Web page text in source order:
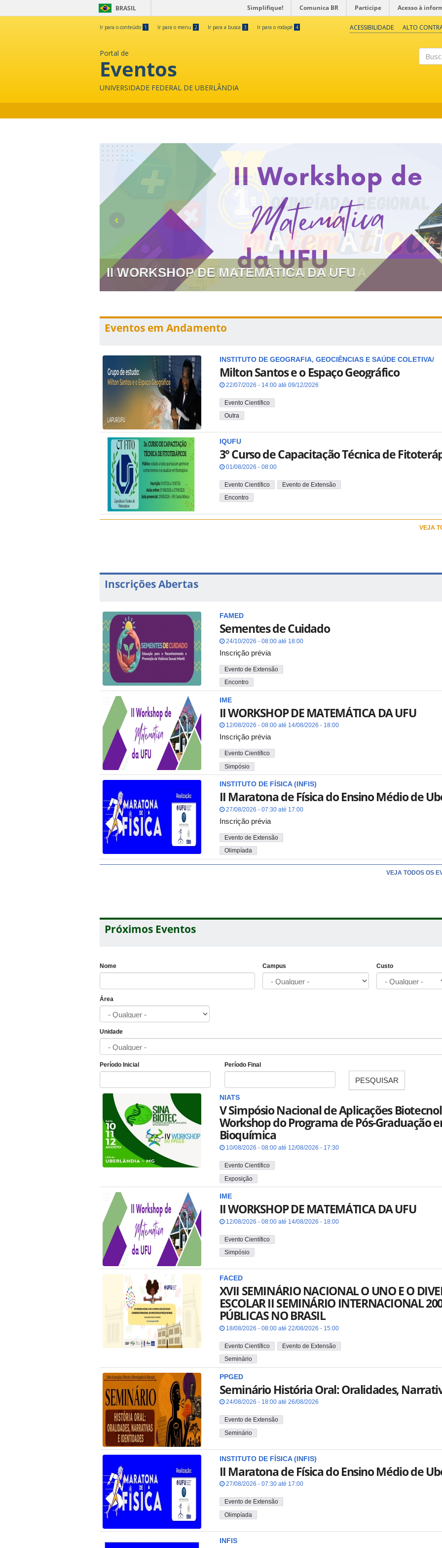
BRASIL Simplifique! Comunica BR Participe Acesso à
Ir para o conteúdo 1 Ir para o menu 2 Ir para a busca 3 Ir para o rodapé 4 ACESSIBILIDADE ALTO
Portal de
Eventos
UNIVERSIDADE FEDERAL DE UBERLÂNDIA
II WORKSHOP DE MATEMÁTICA DA UFU
Eventos em Andamento
INSTITUTO DE GEOGRAFIA, GEOCIÊNCIAS E SAÚDE COLETIVA/
Milton Santos e o Espaço Geográfico
22/07/2026 - 14:00 até 09/12/2026
Evento Científico
Outra
IQUFU
3° Curso de Capacitação Técnica de
01/08/2026 - 08:00
Evento Científico
Evento de Extensão
Encontro
VEJA
Inscrições Abertas
FAMED
Sementes de Cuidado
24/10/2026 - 08:00 até 18:00
Inscrição prévia
Evento de Extensão
Encontro
IME
II WORKSHOP DE MATEMÁTICA DA UFU
12/08/2026 - 08:00 até 14/08/2026 - 18:00
Inscrição prévia
Evento Científico
Simpósio
INSTITUTO DE FÍSICA (INFIS)
II Maratona de Física do Ensino Médio de
27/08/2026 - 07:30 até 17:00
Inscrição prévia
Evento de Extensão
Olimpíada
VEJA TODOS OS
Próximos Eventos
Nome Campus Custo
Área
Unidade
Período Inicial
Data
Período Final
PESQUISAR
NIATS
V Simpósio Nacional de Aplicações
Workshop do Programa de Pós-Graduação
Bioquímica
10/08/2026 - 08:00 até 12/08/2026 - 17:30
Evento Científico
Exposição
IME
II WORKSHOP DE MATEMÁTICA DA UFU
12/08/2026 - 08:00 até 14/08/2026 - 18:00
Evento Científico
Simpósio
FACED
XVII SEMINÁRIO NACIONAL O UNO E O
ESCOLAR II SEMINÁRIO INTERNACIONAL
PÚBLICAS NO BRASIL
18/08/2026 - 08:00 até 22/08/2026 - 15:00
Evento Científico
Evento de Extensão
Seminário
PPGED
Seminário História Oral: Oralidades,
24/08/2026 - 18:00 até 26/08/2026
Evento de Extensão
Seminário
INSTITUTO DE FÍSICA (INFIS)
II Maratona de Física do Ensino Médio de
27/08/2026 - 07:30 até 17:00
Evento de Extensão
Olimpíada
INFIS